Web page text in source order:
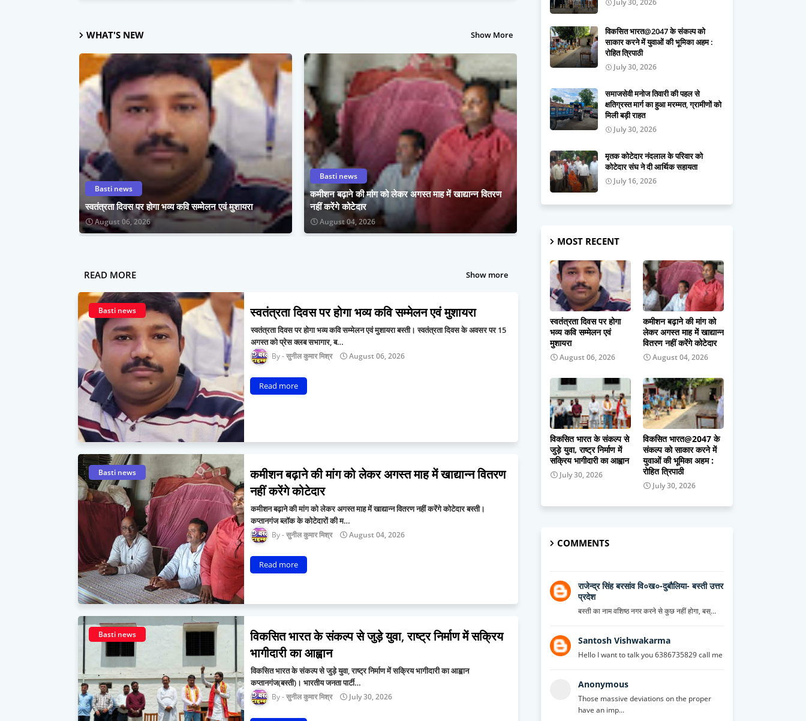
WHAT'S NEW Show More
Basti news
स्वतंत्रता दिवस पर होगा भव्य कवि सम्मेलन एवं मुशायरा
August 06, 2026
Basti news
कमीशन बढ़ाने की मांग को लेकर अगस्त माह में खाद्यान्न वितरण
नहीं करेंगे कोटेदार
August 04, 2026
READ MORE Show more
Basti news स्वतंत्रता दिवस पर होगा भव्य कवि सम्मेलन एवं मुशायरा
स्वतंत्रता दिवस पर होगा भव्य कवि सम्मेलन एवं मुशायरा बस्ती। स्वतंत्रता दिवस के अवसर पर 15
अगस्त को प्रेस क्लब सभागार, ब…
सुनील कुमार मिश्र August 06, 2026
Read more
Basti news
कमीशन बढ़ाने की मांग को लेकर अगस्त माह में खाद्यान्न वितरण
नहीं करेंगे कोटेदार
कमीशन बढ़ाने की मांग को लेकर अगस्त माह में खाद्यान्न वितरण नहीं करेंगे कोटेदार बस्ती।
कप्तानगंज ब्लॉक के कोटेदारों की म…
सुनील कुमार मिश्र August 04, 2026
Read more
Basti news
विकसित भारत के संकल्प से जुड़े युवा, राष्ट्र निर्माण में सक्रिय
भागीदारी का आह्वान
विकसित भारत के संकल्प से जुड़े युवा, राष्ट्र निर्माण में सक्रिय भागीदारी का आह्वान
कप्तानगंज(बस्ती)। भारतीय जनता पार्टी…
सुनील कुमार मिश्र July 30, 2026
July 30, 2026
विकसित भारत@2047 के संकल्प को
साकार करने में युवाओं की भूमिका अहम :
रोहित त्रिपाठी
July 30, 2026
समाजसेवी मनोज तिवारी की पहल से
क्षतिग्रस्त मार्ग का हुआ मरम्मत, ग्रामीणों को
मिली बड़ी राहत
July 30, 2026
मृतक कोटेदार नंदलाल के परिवार को
कोटेदार संघ ने दी आर्थिक सहायता
July 16, 2026
MOST RECENT
स्वतंत्रता दिवस पर होगा
भव्य कवि सम्मेलन एवं
मुशायरा
August 06, 2026
कमीशन बढ़ाने की मांग को
लेकर अगस्त माह में खाद्यान्न
वितरण नहीं करेंगे कोटेदार
August 04, 2026
विकसित भारत के संकल्प से
जुड़े युवा, राष्ट्र निर्माण में
सक्रिय भागीदारी का आह्वान
July 30, 2026
विकसित भारत@2047 के
संकल्प को साकार करने में
युवाओं की भूमिका अहम :
रोहित त्रिपाठी
July 30, 2026
COMMENTS
राजेन्द्र सिंह बरसांव वि०ख०-दुबौलिया- बस्ती उत्तर
प्रदेश
बस्ती का नाम वशिष्ठ नगर करने से कुछ नहीं होगा, बस्...
Santosh Vishwakarma
Hello I want to talk you 6386735829 call me
Anonymous
Those massive deviations on the proper
have an imp...